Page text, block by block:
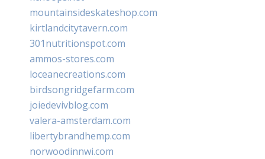
mountainsideskateshop.com
kirtlandcitytavern.com
301nutritionspot.com
ammos-stores.com
loceanecreations.com
birdsongridgefarm.com
joiedevivblog.com
valera-amsterdam.com
libertybrandhemp.com
norwoodinnwi.com